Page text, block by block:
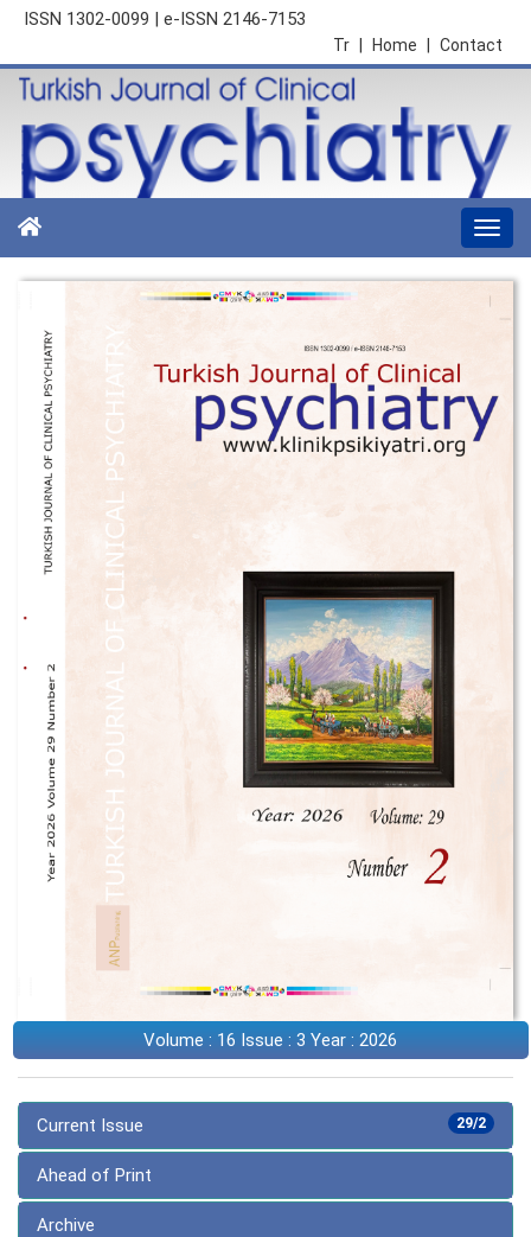
ISSN 1302-0099 | e-ISSN 2146-7153
Contact
Home
Tr
Volume : 16 Issue : 3 Year : 2026
29/2
Current Issue
Ahead of Print
Archive